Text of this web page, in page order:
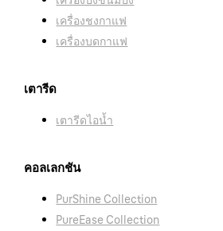
เครื่องชงกาแฟ
เครื่องบดกาแฟ
เตารีด
เตารีดไอน้ำ
คอลเลกชัน
PurShine Collection
PureEase Collection